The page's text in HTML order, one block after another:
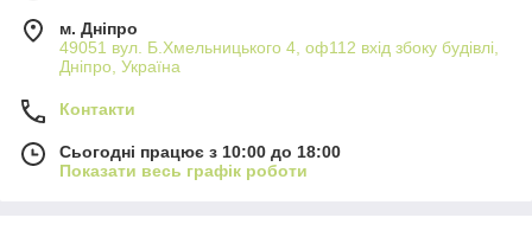
м. Дніпро
49051 вул. Б.Хмельницького 4, оф112 вхід збоку будівлі,
Дніпро, Україна
Контакти
Сьогодні працює з 10:00 до 18:00
Показати весь графік роботи